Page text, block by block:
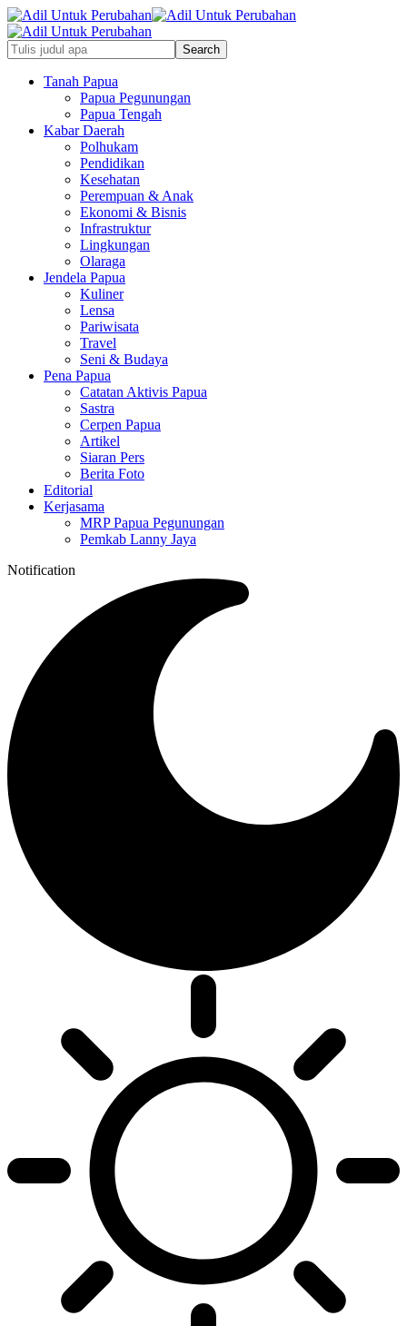
Tanah Papua
Papua Pegunungan
Papua Tengah
Kabar Daerah
Polhukam
Pendidikan
Kesehatan
Perempuan & Anak
Ekonomi & Bisnis
Infrastruktur
Lingkungan
Olaraga
Jendela Papua
Kuliner
Lensa
Pariwisata
Travel
Seni & Budaya
Pena Papua
Catatan Aktivis Papua
Sastra
Cerpen Papua
Artikel
Siaran Pers
Berita Foto
Editorial
Kerjasama
MRP Papua Pegunungan
Pemkab Lanny Jaya
Notification